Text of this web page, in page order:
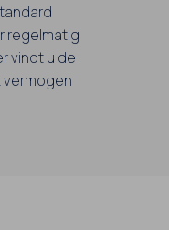
regelmatig
vindt u de
vermogen